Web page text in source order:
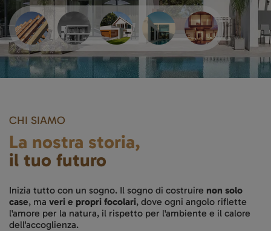
CHI SIAMO
La nostra storia,
il tuo futuro
Inizia tutto con un sogno. Il sogno di costruire non solo
case, ma veri e propri focolari, dove ogni angolo riflette
l'amore per la natura, il rispetto per l'ambiente e il calore
dell'accoglienza.